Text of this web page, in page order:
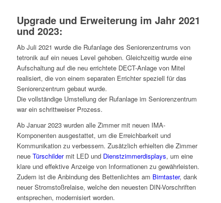
Upgrade und Erweiterung im Jahr 2021
und 2023:
Ab Juli 2021 wurde die Rufanlage des Seniorenzentrums von
tetronik auf ein neues Level gehoben. Gleichzeitig wurde eine
Aufschaltung auf die neu errichtete DECT-Anlage von Mitel
realisiert, die von einem separaten Errichter speziell für das
Seniorenzentrum gebaut wurde.
Die vollständige Umstellung der Rufanlage im Seniorenzentrum
war ein schrittweiser Prozess.
Ab Januar 2023 wurden alle Zimmer mit neuen IMA-
Komponenten ausgestattet, um die Erreichbarkeit und
Kommunikation zu verbessern. Zusätzlich erhielten die Zimmer
neue Türschildermit LED und Dienstzimmerdisplays, um eine
klare und effektive Anzeige von Informationen zu gewährleisten.
Zudem ist die Anbindung des Bettenlichtes am Birntaster, dank
neuer Stromstoßrelaise, welche den neuesten DIN-Vorschriften
entsprechen, modernisiert worden.